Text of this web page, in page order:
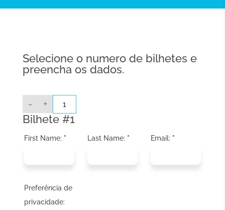
Selecione o numero de bilhetes e
preencha os dados.
-
ONLINE:
ON238
Crescer
com
mundo
(pré-
+
Bilhete #1
First Name: * Last Name: * Email: *
Preferência de
privacidade: